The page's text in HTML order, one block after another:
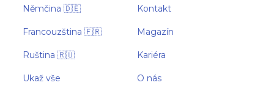
Němčina 🇩🇪
Francouzština 🇫🇷
Ruština 🇷🇺
Ukaž vše
Kontakt
Magazín
Kariéra
O nás